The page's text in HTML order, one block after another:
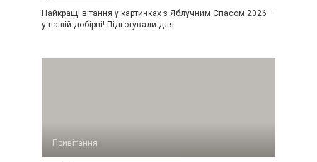
Найкращі вітання у картинках з Яблучним Спасом 2026 –
у нашій добірці! Підготували для
Привітання